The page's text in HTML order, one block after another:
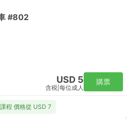
#802
USD 5
含税 每位成人
購票
程 價格從 USD 7